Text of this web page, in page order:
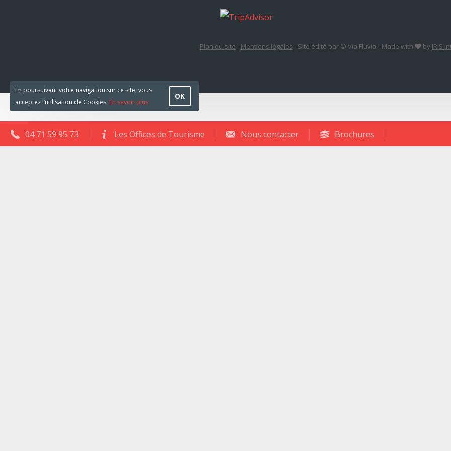
Plan du site - Mentions légales - Site édité par © Via Fluvia - Made with by IRIS
04 71 59 95 73 Les Offices de Tourisme Nous contacter Brochures
En poursuivant votre navigation sur ce site, vous
acceptez l’utilisation de Cookies. En savoir plus
OK